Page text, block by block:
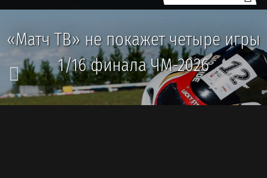
«Матч ТВ» не покажет четыре игры
1/16 финала ЧМ-2026